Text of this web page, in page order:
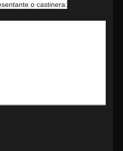
o castinera: